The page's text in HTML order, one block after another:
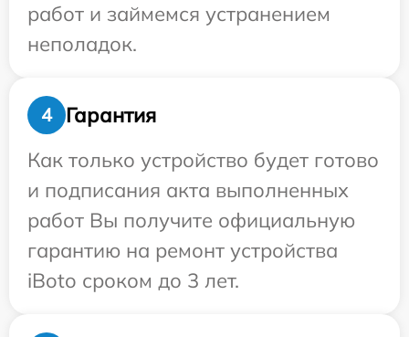
работ и займемся устранением
неполадок.
4
Гарантия
Как только устройство будет готово
и подписания акта выполненных
работ Вы получите официальную
гарантию на ремонт устройства
iBoto сроком до 3 лет.